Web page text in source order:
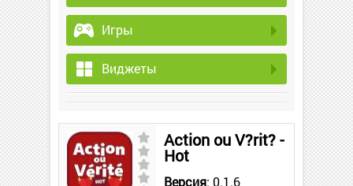
Игры
Виджеты
Action ou V?rit? -
Hot
Версия: 0.1.6